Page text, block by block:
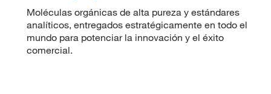
Moléculas orgánicas de alta pureza y estándares
analíticos, entregados estratégicamente en todo el
mundo para potenciar la innovación y el éxito
comercial.